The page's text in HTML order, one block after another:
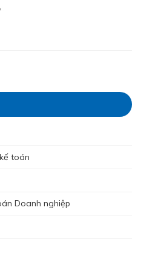
toán
Doanh nghiệp